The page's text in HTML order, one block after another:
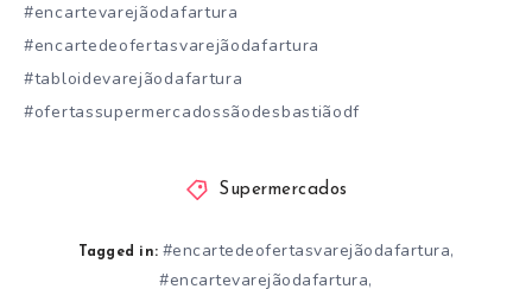
#encartevarejãodafartura
#encartedeofertasvarejãodafartura
#tabloidevarejãodafartura
#ofertassupermercadossãodesbastiãodf
Supermercados
Tagged in: #encartedeofertasvarejãodafartura,
#encartevarejãodafartura,